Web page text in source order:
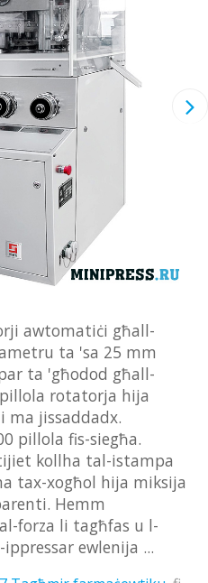
awtomatiċi għall-
ta 'sa 25 mm
ta 'għodod għall-
rotatorja hija
ma jissaddadx.
pillola fis-siegħa.
kollha tal-istampa
tax-xogħol hija miksija
Hemm
forza li tagħfas u l-
ewlenija ...